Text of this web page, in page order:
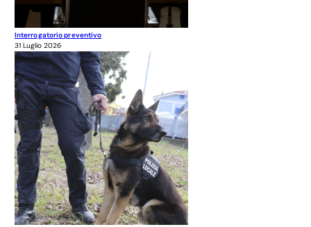
Interrogatorio preventivo
31 Luglio 2026